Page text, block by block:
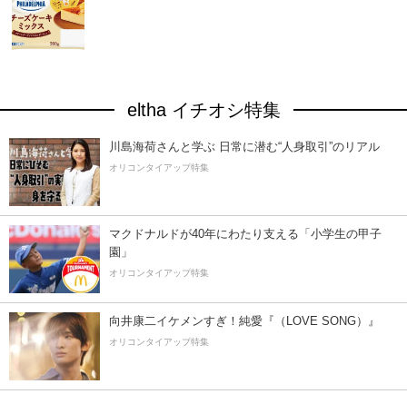
eltha イチオシ特集
川島海荷さんと学ぶ 日常に潜む“人身取引”のリアル
オリコンタイアップ特集
マクドナルドが40年にわたり支える「小学生の甲子
園」
オリコンタイアップ特集
向井康二イケメンすぎ！純愛『（LOVE SONG）』
オリコンタイアップ特集